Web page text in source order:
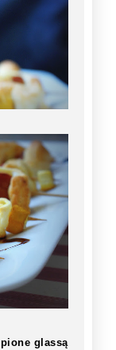
glassą